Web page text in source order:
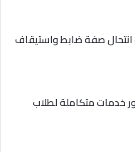
صفة ضابط واستيقاف
خدمات متكاملة لطلاب